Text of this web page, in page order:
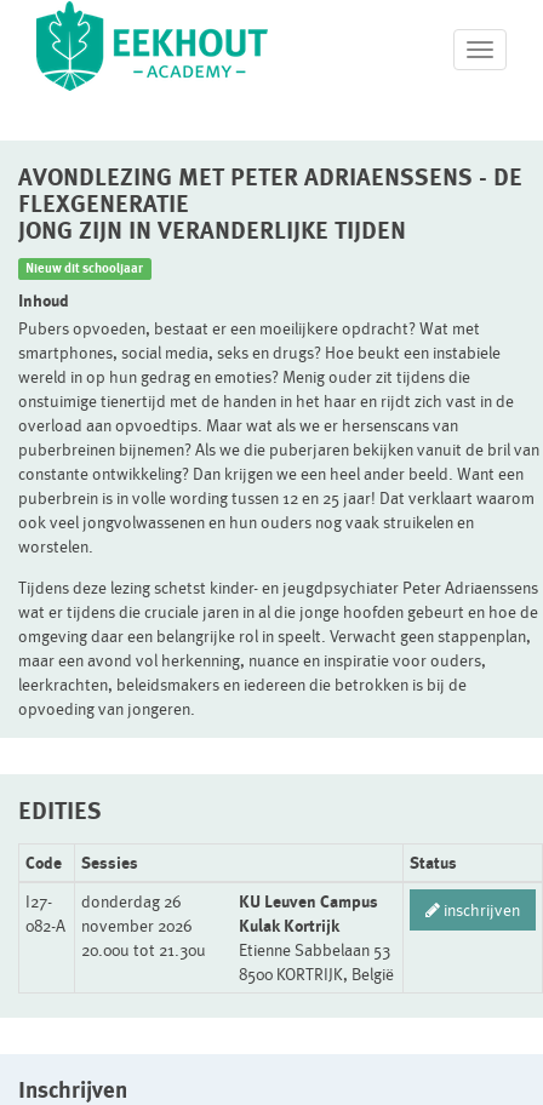
T
o
AVONDLEZING MET PETER ADRIAENSSENS - DE
FLEXGENERATIE
JONG ZIJN IN VERANDERLIJKE TIJDEN
Nieuw dit schooljaar
Inhoud
Pubers opvoeden, bestaat er een moeilijkere opdracht? Wat met
smartphones, social media, seks en drugs? Hoe beukt een instabiele
wereld in op hun gedrag en emoties? Menig ouder zit tijdens die
onstuimige tienertijd met de handen in het haar en rijdt zich vast in de
overload aan opvoedtips. Maar wat als we er hersenscans van
puberbreinen bijnemen? Als we die puberjaren bekijken vanuit de bril van
constante ontwikkeling? Dan krijgen we een heel ander beeld. Want een
puberbrein is in volle wording tussen 12 en 25 jaar! Dat verklaart waarom
ook veel jongvolwassenen en hun ouders nog vaak struikelen en
worstelen.
Tijdens deze lezing schetst kinder- en jeugdpsychiater Peter Adriaenssens
wat er tijdens die cruciale jaren in al die jonge hoofden gebeurt en hoe de
omgeving daar een belangrijke rol in speelt. Verwacht geen stappenplan,
maar een avond vol herkenning, nuance en inspiratie voor ouders,
leerkrachten, beleidsmakers en iedereen die betrokken is bij de
opvoeding van jongeren.
EDITIES
Code Sessies
Status
I27-
082-A
donderdag 26
november 2026
20.00u tot 21.30u
KU Leuven Campus
Kulak Kortrijk
Etienne Sabbelaan 53
8500 KORTRIJK, België
inschrijven
Inschrijven